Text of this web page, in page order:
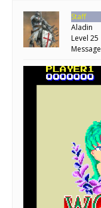
Staff
Aladin
Level 25